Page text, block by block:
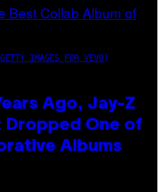
IMAGES FOR VEVO)
Ago, Jay-Z
Dropped One of
Albums